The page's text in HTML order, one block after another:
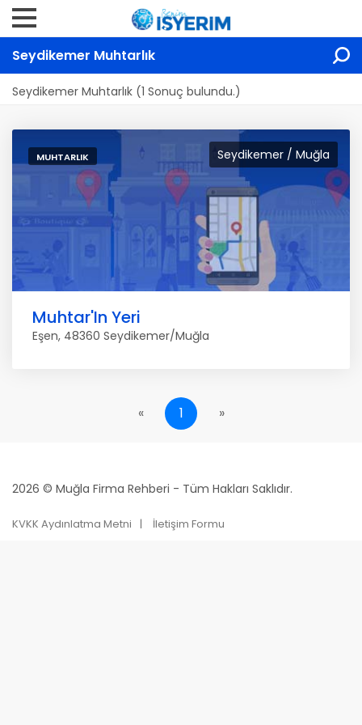
Seydikemer Muhtarlık
Seydikemer Muhtarlık (1 Sonuç bulundu.)
Seydikemer / Muğla
MUHTARLIK
Muhtar'In Yeri
Eşen, 48360 Seydikemer/Muğla
« 1 »
2026 © Muğla Firma Rehberi - Tüm Hakları Saklıdır.
KVKK Aydınlatma Metni İletişim Formu